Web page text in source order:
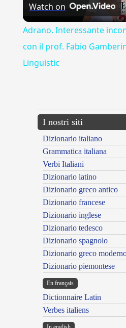
Watch on
Adrano. Interessante
con il prof. Fabio
Linguistic
I nostri siti
Dizionario italiano
Grammatica italiana
Verbi Italiani
Dizionario latino
Dizionario greco antico
Dizionario francese
Dizionario inglese
Dizionario tedesco
Dizionario spagnolo
Dizionario greco
Dizionario piemontese
En français
Dictionnaire Latin
Verbes italiens